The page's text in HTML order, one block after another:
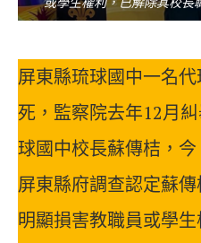
屏東縣琉球國中一名
死，監察院去年12月
球國中校長蘇傳桔，
屏東縣府調查認定蘇
明顯損害教職員或學